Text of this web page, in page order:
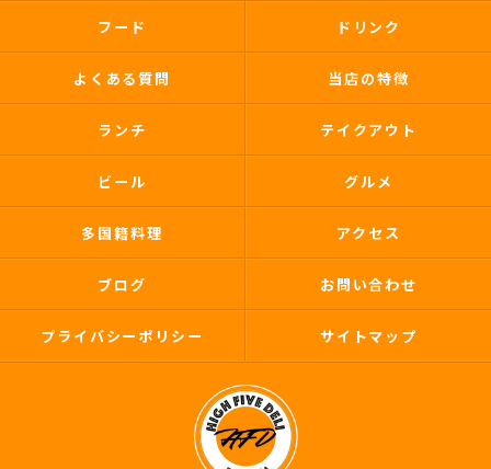
フード ドリンク
よくある質問 当店の特徴
ランチ テイクアウト
ビール グルメ
多国籍料理 アクセス
ブログ お問い合わせ
プライバシーポリシー サイトマップ